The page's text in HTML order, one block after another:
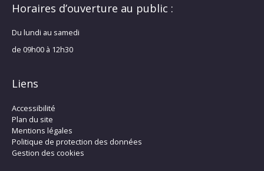
Horaires d’ouverture au public :
Du lundi au samedi
de 09h00 à 12h30
Liens
Accessibilité
Plan du site
Mentions légales
Politique de protection des données
Gestion des cookies